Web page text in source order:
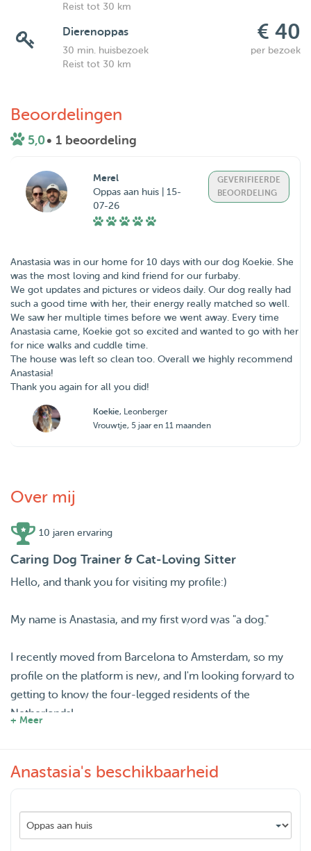
Reist tot 30 km
Dierenoppas € 40
30 min. huisbezoek
per bezoek
Reist tot 30 km
Beoordelingen
5,0• 1 beoordeling
Merel
Oppas aan huis | 15-
07-26
GEVERIFIEERDE
BEOORDELING
Anastasia was in our home for 10 days with our dog Koekie. She
was the most loving and kind friend for our furbaby.
We got updates and pictures or videos daily. Our dog really had
such a good time with her, their energy really matched so well.
We saw her multiple times before we went away. Every time
Anastasia came, Koekie got so excited and wanted to go with her
for nice walks and cuddle time.
The house was left so clean too. Overall we highly recommend
Anastasia!
Thank you again for all you did!
Koekie, Leonberger
Vrouwtje, 5 jaar en 11 maanden
Over mij
10 jaren ervaring
Caring Dog Trainer & Cat‑Loving Sitter
Hello, and thank you for visiting my profile:)
My name is Anastasia, and my first word was "a dog."
I recently moved from Barcelona to Amsterdam, so my
profile on the platform is new, and I'm looking forward to
getting to know the four-legged residents of the
Netherlands!
attention as if you were home and maintain the routine, so
Back in 2016, I decided to turn my love for animals into
+ Meer
Anastasia's beschikbaarheid